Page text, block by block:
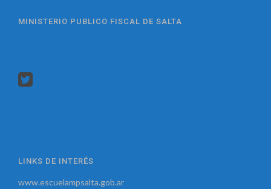
MINISTERIO PUBLICO FISCAL DE SALTA
LINKS DE INTERÉS
www.escuelampsalta.gob.ar